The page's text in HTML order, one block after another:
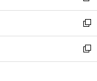
開
く
ウ
で
開
く
ン
ド
ウ
で
開
ウ
ィ
ン
ド
ウ
し
い
ウ
ィ
ン
新
し
い
ウ
新
し